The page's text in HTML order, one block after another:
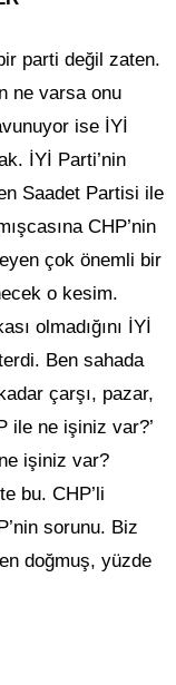
parti değil zaten.
ne varsa onu
ise İYİ
İYİ Parti’nin
Saadet Partisi ile
CHP’nin
çok önemli bir
o kesim.
olmadığını İYİ
Ben sahada
çarşı, pazar,
ile ne işiniz var?’
işiniz var?
bu. CHP’li
sorunu. Biz
doğmuş, yüzde